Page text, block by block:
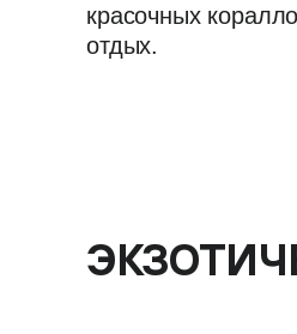
красочных
отдых.